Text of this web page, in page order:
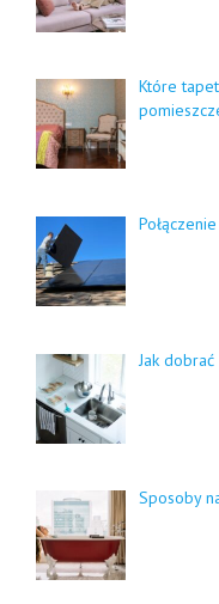
Które
Jak
Sposoby